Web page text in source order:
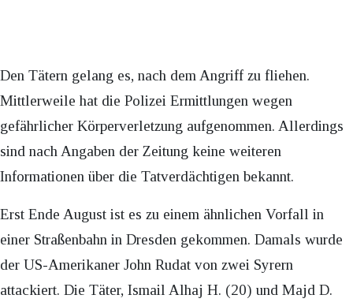
Den Tätern gelang es, nach dem Angriff zu fliehen.
Mittlerweile hat die Polizei Ermittlungen wegen
gefährlicher Körperverletzung aufgenommen. Allerdings
sind nach Angaben der Zeitung keine weiteren
Informationen über die Tatverdächtigen bekannt.
Erst Ende August ist es zu einem ähnlichen Vorfall in
einer Straßenbahn in Dresden gekommen. Damals wurde
der US-Amerikaner John Rudat von zwei Syrern
attackiert. Die Täter, Ismail Alhaj H. (20) und Majd D.